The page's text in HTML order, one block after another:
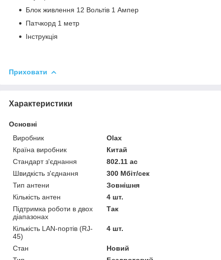
Блок живлення 12 Вольтів 1 Ампер
Патчкорд 1 метр
Інструкція
Приховати
Характеристики
Основні
Виробник
Olax
Країна виробник
Китай
Стандарт з'єднання
802.11 ac
Швидкість з'єднання
300 Мбіт/сек
Тип антени
Зовнішня
Кількість антен
4 шт.
Підтримка роботи в двох
діапазонах
Так
Кількість LAN-портів (RJ-
45)
4 шт.
Стан
Новий